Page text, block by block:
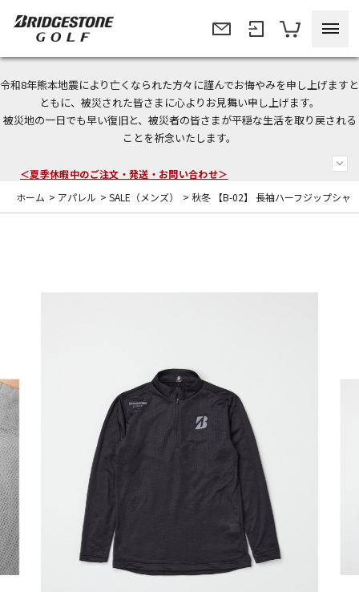
令和8年熊本地震により亡くなられた方々に謹んでお悔やみを申し上げますと
ともに、被災された皆さまに心よりお見舞い申し上げます。
被災地の一日でも早い復旧と、被災者の皆さまが平穏な生活を取り戻される
ことを祈念いたします。
今なら新規会員登録で1,000円OFFクーポンプレゼント！
＜商品配送に関するお知らせ＞
ホーム > アパレル > SALE（メンズ） > 秋冬 【B-02】 長袖ハーフジップシャ